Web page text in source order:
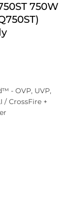
750W
- OVP, UVP,
/ CrossFire +